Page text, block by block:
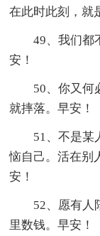
在此时此刻，就
49、我们都
安！
50、你又何
就摔落。早安！
51、不是某
恼自己。活在别
安！
52、愿有人
里数钱。早安！